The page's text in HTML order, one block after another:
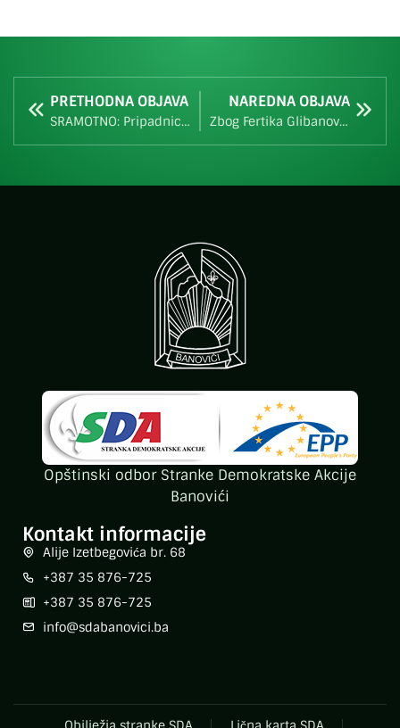
PRETHODNA OBJAVA
SRAMOTNO: Pripadnici OS BiH derneče uz pjesmu „Ne volim te Alija, zato što si balija“ (VIDEO)
NAREDNA OBJAVA
Zbog Fertika Glibanovića i Sandre Kasumović-Idrizović ministar Jurić (PDA) želi da uskrati zdravstvenu zaštitu stanovnicima Banovića [SAOPŠTENJE ZA JAVNOST]
Opštinski odbor Stranke Demokratske Akcije
Banovići
Kontakt informacije
Alije Izetbegovića br. 68
+387 35 876-725
+387 35 876-725
info@sdabanovici.ba